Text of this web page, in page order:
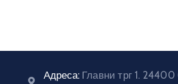
Адреса: Главни трг 1.